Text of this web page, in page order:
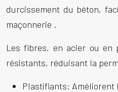
durcissement du béton,
maçonnerie .
Les fibres, en acier ou en
résistants, réduisant la
Plastifiants: Améliorent